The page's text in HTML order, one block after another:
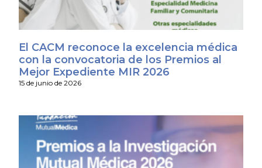
El CACM reconoce la excelencia médica
con la convocatoria de los Premios al
Mejor Expediente MIR 2026
15 de junio de 2026